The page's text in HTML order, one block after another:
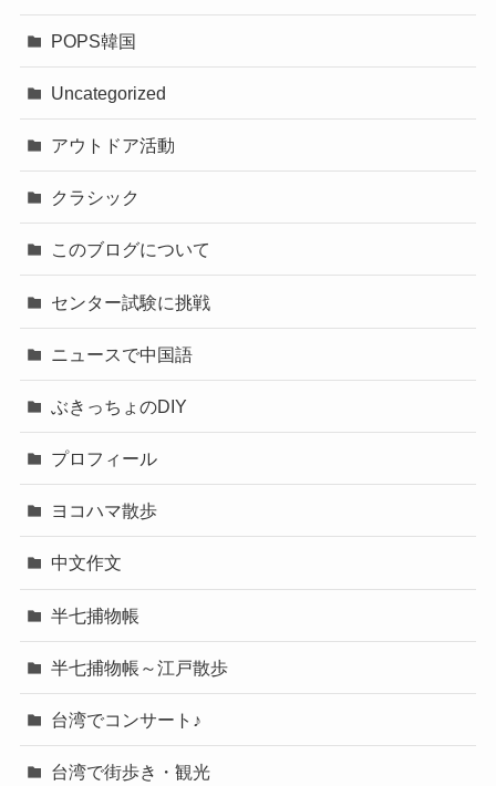
POPS韓国
Uncategorized
アウトドア活動
クラシック
このブログについて
センター試験に挑戦
ニュースで中国語
ぶきっちょのDIY
プロフィール
ヨコハマ散歩
中文作文
半七捕物帳
半七捕物帳～江戸散歩
台湾でコンサート♪
台湾で街歩き・観光